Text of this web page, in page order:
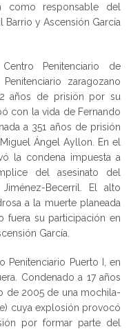
responsable del
y Ascensión García
Penitenciario de
zaragozano
años de prisión por su
con la vida de Fernando
a 351 años de prisión
Ángel Ayllon. En el
la condena impuesta a
del asesinato del
Becerril. El alto
a la muerte planeada
fuera su participación en
García.
Penitenciario Puerto I, en
Condenado a 17 años
de 2005 de una mochila-
cuya explosión provocó
por formar parte del